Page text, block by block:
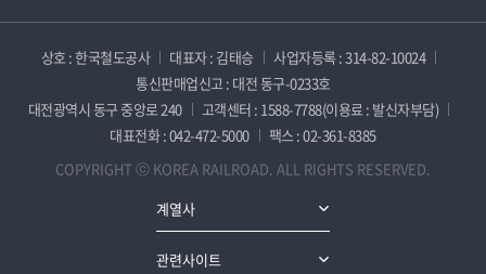
상호 : 한국철도공사 대표자 : 김태승
사업자등록 : 314-82-10024
통신판매업신고 : 대전 동구-0233호
대전광역시 동구 중앙로 240
고객센터 : 1588-7788(이용료 : 발신자부담)
대표전화 : 042-472-5000
팩스 : 02-361-8385
COPYRIGHT ⓒ KOREA RAILROAD. ALL RIGHTS RESERVED.
계열사
관련사이트